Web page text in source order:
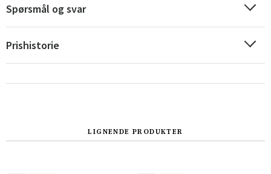
Sverige
Danmark
Norge
Suomi
Spørsmål og svar
Prishistorie
LIGNENDE PRODUKTER